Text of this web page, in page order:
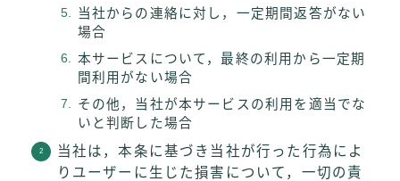
当社からの連絡に対し，一定期間返答がない
場合
本サービスについて，最終の利用から一定期
間利用がない場合
その他，当社が本サービスの利用を適当でな
いと判断した場合
当社は，本条に基づき当社が行った行為によ
りユーザーに生じた損害について，一切の責